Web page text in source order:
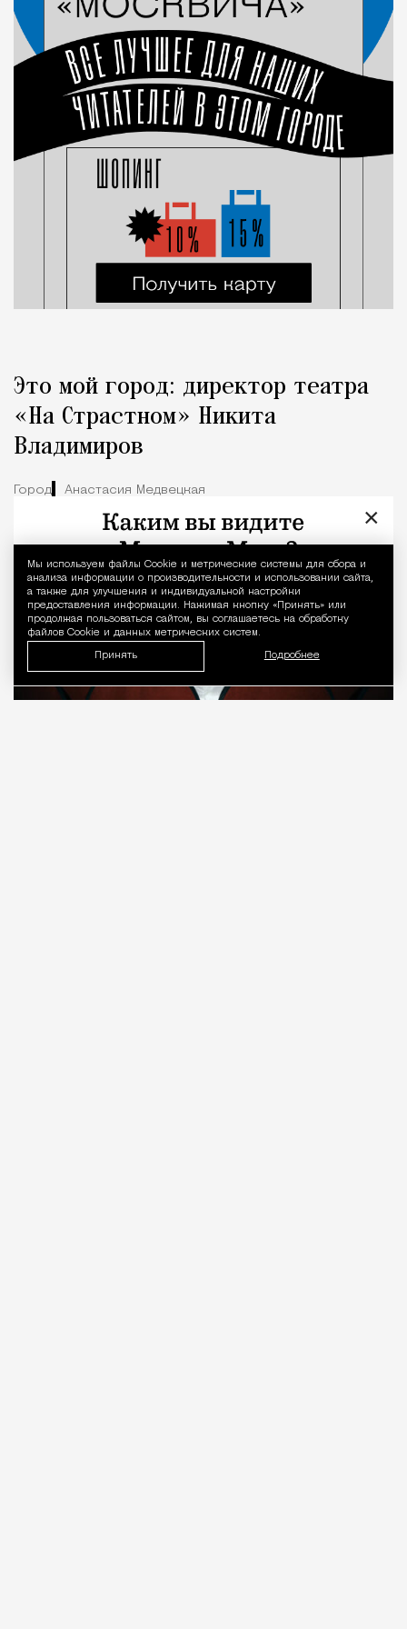
Уведомление
Мы используем файлы Сookie и метрические системы для сбора и
анализа информации о производительности и использовании сайта,
а также для улучшения и индивидуальной настройки
предоставления информации. Нажимая кнопку «Принять» или
продолжая пользоваться сайтом, вы соглашаетесь на обработку
файлов Cookie и данных метрических систем.
Принять Подробнее
Это мой город: директор театра
«На Страстном» Никита
Владимиров
Город Анастасия Медвецкая
×